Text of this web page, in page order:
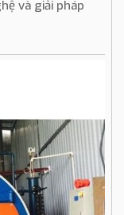
và giải pháp